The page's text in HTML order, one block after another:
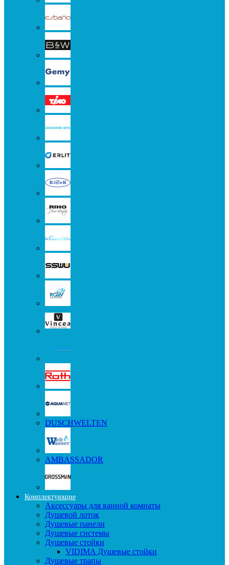
DUSCHWELTEN
AMBASSADOR
Комплектующие
Аксессуары для ванной комнаты
Душевой лоток
Душевые панели
Душевые системы
Душевые стойки
VIDIMA Душевые стойки
Душевые трапы